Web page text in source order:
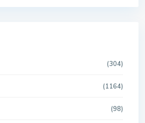
(304)
(1164)
(98)